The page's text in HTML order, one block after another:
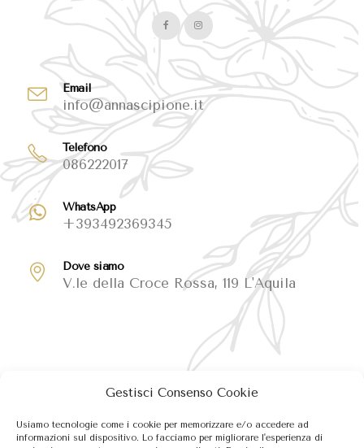
Gestisci Consenso Cookie
Usiamo tecnologie come i cookie per memorizzare e/o accedere ad
informazioni sul dispositivo. Lo facciamo per migliorare l'esperienza di
Email
info@annascipione.it
Telefono
086222017
WhatsApp
+393492369345
Dove siamo
V.le della Croce Rossa, 119 L'Aquila